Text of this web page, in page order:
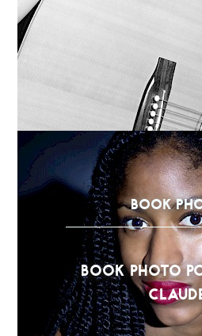
BOOK
BOOK PHOTO